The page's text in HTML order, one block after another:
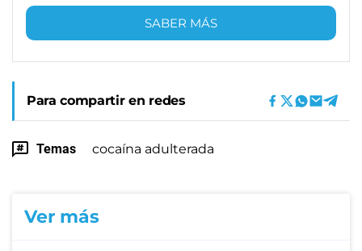
SABER MÁS
Para compartir en redes
Temas cocaína adulterada
Ver más